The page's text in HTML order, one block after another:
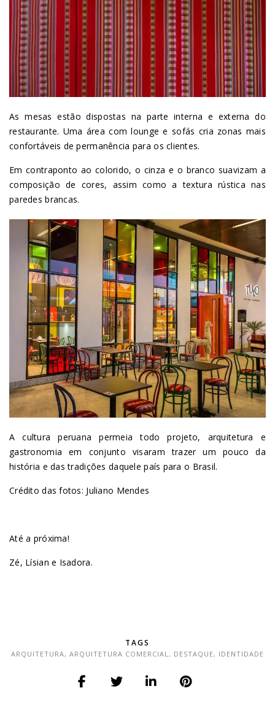
As mesas estão dispostas na parte interna e externa do
restaurante. Uma área com lounge e sofás cria zonas mais
confortáveis de permanência para os clientes.
Em contraponto ao colorido, o cinza e o branco suavizam a
composição de cores, assim como a textura rústica nas
paredes brancas.
A cultura peruana permeia todo projeto, arquitetura e
gastronomia em conjunto visaram trazer um pouco da
história e das tradições daquele país para o Brasil.
Crédito das fotos: Juliano Mendes
Até a próxima!
Zé, Lísian e Isadora.
TAGS
ARQUITETURA, ARQUITETURA COMERCIAL , DESTAQUE, IDENTIDADE